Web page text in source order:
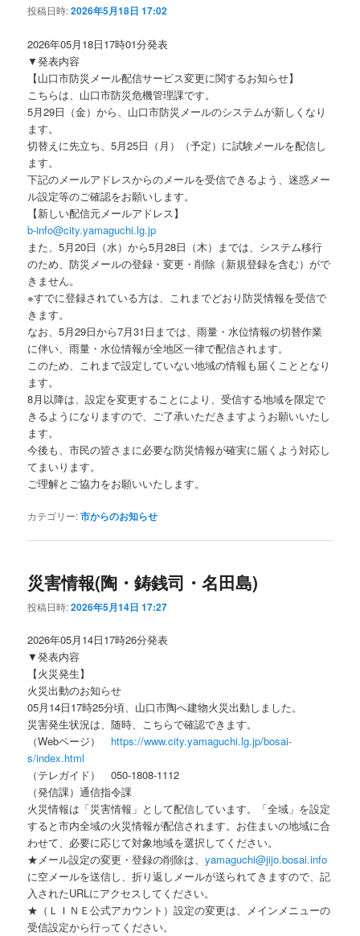
投稿日時:2026年5月18日 17:02
2026年05月18日17時01分発表
▼発表内容
【山口市防災メール配信サービス変更に関するお知らせ】
こちらは、山口市防災危機管理課です。
5月29日（金）から、山口市防災メールのシステムが新しくなり
ます。
切替えに先立ち、5月25日（月）（予定）に試験メールを配信し
ます。
下記のメールアドレスからのメールを受信できるよう、迷惑メー
ル設定等のご確認をお願いします。
【新しい配信元メールアドレス】
b-info@city.yamaguchi.lg.jp
また、5月20日（水）から5月28日（木）までは、システム移行
のため、防災メールの登録・変更・削除（新規登録を含む）がで
きません。
※すでに登録されている方は、これまでどおり防災情報を受信で
きます。
なお、5月29日から7月31日までは、雨量・水位情報の切替作業
に伴い、雨量・水位情報が全地区一律で配信されます。
このため、これまで設定していない地域の情報も届くこととなり
ます。
8月以降は、設定を変更することにより、受信する地域を限定で
きるようになりますので、ご了承いただきますようお願いいたし
ます。
今後も、市民の皆さまに必要な防災情報が確実に届くよう対応し
てまいります。
ご理解とご協力をお願いいたします。
カテゴリー:市からのお知らせ
災害情報(陶・鋳銭司・名田島)
投稿日時:2026年5月14日 17:27
2026年05月14日17時26分発表
▼発表内容
【火災発生】
火災出動のお知らせ
05月14日17時25分頃、山口市陶へ建物火災出動しました。
災害発生状況は、随時、こちらで確認できます。
（Webページ） https://www.city.yamaguchi.lg.jp/bosai-
s/index.html
（テレガイド） 050-1808-1112
（発信課）通信指令課
火災情報は「災害情報」として配信しています。「全域」を設定
すると市内全域の火災情報が配信されます。お住まいの地域に合
わせて、必要に応じて対象地域を選択してください。
★メール設定の変更・登録の削除は、yamaguchi@jijo.bosai.info
に空メールを送信し、折り返しメールが送られてきますので、記
入されたURLにアクセスしてください。
★（ＬＩＮＥ公式アカウント）設定の変更は、メインメニューの
受信設定から行ってください。